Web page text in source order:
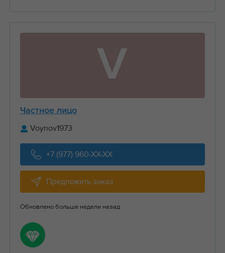
V
Частное лицо
Voynov1973
+7 (977) 960-XX-XX
Предложить заказ
Обновлено больше недели назад